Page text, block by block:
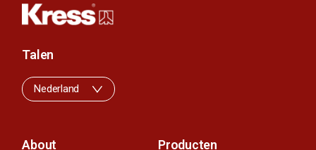
About Producten
Talen
Nederland